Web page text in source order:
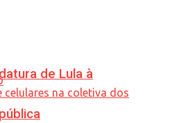
de Lula à